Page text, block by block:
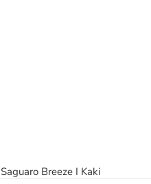
Saguaro Breeze I Kaki